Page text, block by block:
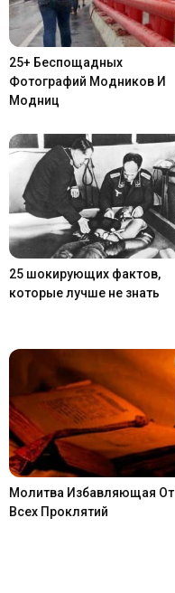
25+ Беспощадных
Фотографий Модников И
Модниц
25 шокирующих фактов,
которые лучше не знать
Молитва Избавляющая От
Всех Проклятий